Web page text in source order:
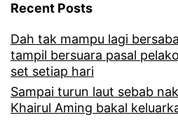
Recent Posts
Dah tak mampu lagi
tampil bersuara pasal
set setiap hari
Sampai turun laut sebab
Khairul Aming bakal